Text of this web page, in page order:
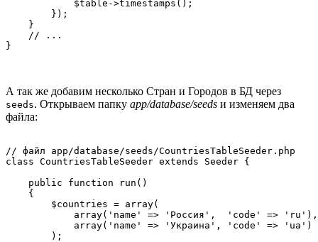
            $table->timestamps();
        });
    }
    // ...
А так же добавим несколько Стран и Городов в БД через
seeds. Открываем папку app/database/seeds и изменяем два
файла:
// файл app/database/seeds/CountriesTableSeeder.php
class CountriesTableSeeder extends Seeder {
    public function run()
    {
        $countries = array(
            array('name' => 'Россия',  'code' => 'ru'),
            array('name' => 'Украина', 'code' => 'ua')
        );